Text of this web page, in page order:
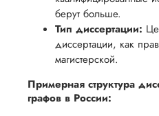
вам
успешно
пройти
процесс
защиты
научной
разумные
сроки
после
утверждения
запроса
берут больше.
Тип диссертации:
диссертации, как
магистерской.
Примерная структура
графов в России: